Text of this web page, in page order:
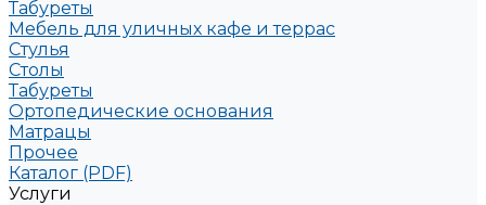
Табуреты
Мебель для уличных кафе и террас
Стулья
Столы
Табуреты
Ортопедические основания
Матрацы
Прочее
Каталог (PDF)
Услуги